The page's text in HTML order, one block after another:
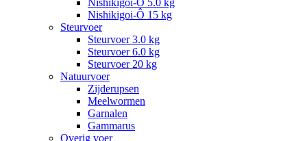
Nishikigoi-Ô 5.0 kg
Nishikigoi-Ô 15 kg
Steurvoer
Steurvoer 3.0 kg
Steurvoer 6.0 kg
Steurvoer 20 kg
Natuurvoer
Zijderupsen
Meelwormen
Garnalen
Gammarus
Overig voer